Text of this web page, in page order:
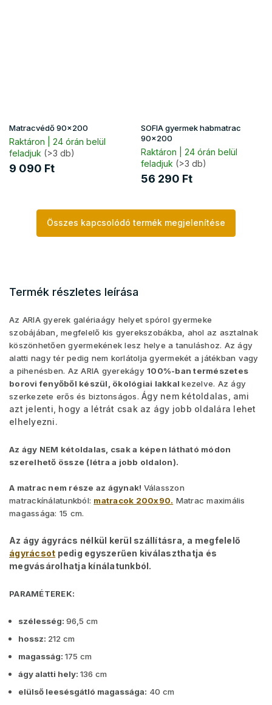
Matracvédő 90x200
Raktáron | 24 órán belül
feladjuk (>3 db)
9 090 Ft
SOFIA gyermek habmatrac
90x200
Raktáron | 24 órán belül
feladjuk (>3 db)
56 290 Ft
Összes kapcsolódó termék megjelenítése
Termék részletes leírása
Az ARIA gyerek galériaágy helyet spórol gyermeke
szobájában, megfelelő kis gyerekszobákba, ahol az asztalnak
köszönhetően gyermekének lesz helye a tanuláshoz. Az ágy
alatti nagy tér pedig nem korlátolja gyermekét a játékban vagy
a pihenésben. Az ARIA gyerekágy 100%-ban természetes
borovi fenyőből készül, ökológiai lakkalkezelve. Az ágy
szerkezete erős és biztonságos. Ágy nem kétoldalas, ami
azt jelenti, hogy a létrát csak az ágy jobb oldalára lehet
elhelyezni.
Az ágy NEM kétoldalas, csak a képen látható módon
szerelhető össze (létra a jobb oldalon).
A matrac nem része az ágynak! Válasszon
matrackínálatunkból: matracok 200x90. Matrac maximális
magassága: 15 cm.
Az ágy ágyrács nélkül kerül szállításra, a megfelelő
ágyrácsot pedig egyszerűen kiválaszthatja és
megvásárolhatja kínálatunkból.
PARAMÉTEREK:
szélesség: 96,5 cm
hossz: 212 cm
magasság: 175 cm
ágy alatti hely: 136 cm
elülső leesésgátló magassága: 40 cm